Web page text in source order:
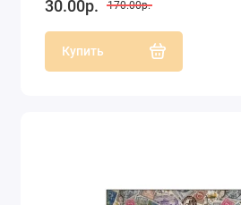
30.00р. 170.00р.
Купить